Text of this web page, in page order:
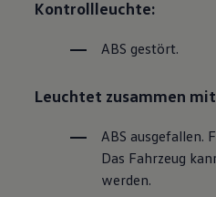
Kontrollleuchte:
ABS gestört.
Leuchtet zusammen
ABS ausgefallen.
Das Fahrzeug
werden.